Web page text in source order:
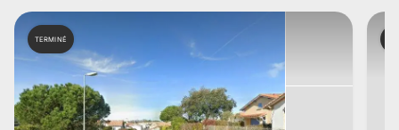
TERMINÉ